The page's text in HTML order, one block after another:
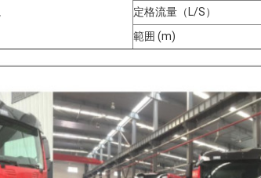
定格流量（L/S）
範囲 (m)